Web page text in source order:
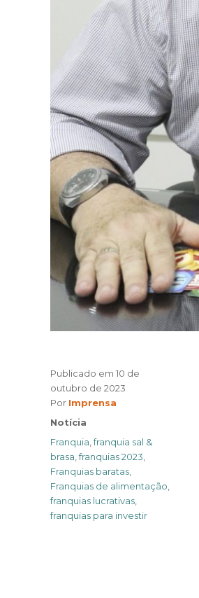
Publicado em 10 de
outubro de 2023
Por Author
Imprensa
Categories
Notícia
Tags
Franquia ,franquia sal &
brasa ,franquias 2023
Franquias baratas
Franquias de alimentação
franquias lucrativas
franquias para investir